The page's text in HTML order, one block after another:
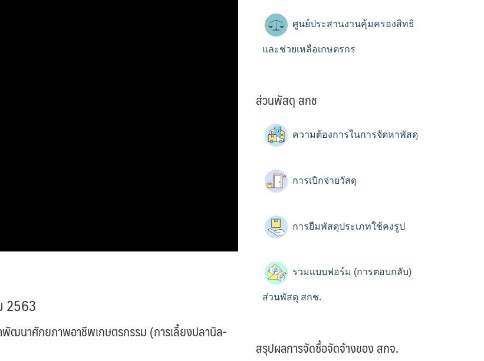
2563
ฒนาศักยภาพอาชีพเกษตรกรรม (การเลี้ยงปลานิล-
ศูนย์ประสานงานคุ้มครองสิทธิ
และช่วยเหลือเกษตรกร
ส่วนพัสดุ สกช
ความต้องการในการจัดหาพัสดุ
การเบิกจ่ายวัสดุ
การยืมพัสดุประเภทใช้คงรูป
รวมแบบฟอร์ม (การตอบกลับ)
ส่วนพัสดุ สกช.
สรุปผลการจัดซื้อจัดจ้างของ สกจ.